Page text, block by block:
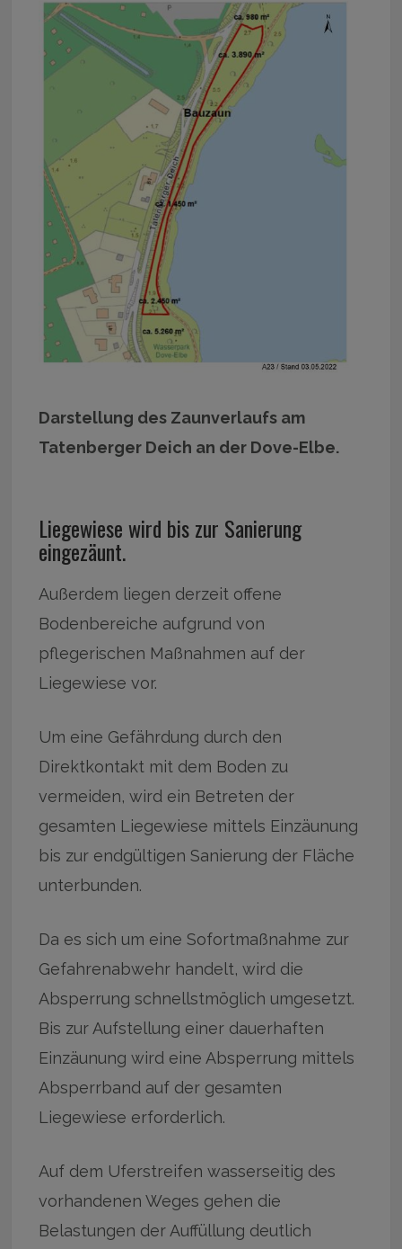
Darstellung des Zaunverlaufs am
Tatenberger Deich an der Dove-Elbe.
Liegewiese wird bis zur Sanierung
eingezäunt.
Außerdem liegen derzeit offene
Bodenbereiche aufgrund von
pflegerischen Maßnahmen auf der
Liegewiese vor.
Um eine Gefährdung durch den
Direktkontakt mit dem Boden zu
vermeiden, wird ein Betreten der
gesamten Liegewiese mittels Einzäunung
bis zur endgültigen Sanierung der Fläche
unterbunden.
Da es sich um eine Sofortmaßnahme zur
Gefahrenabwehr handelt, wird die
Absperrung schnellstmöglich umgesetzt.
Bis zur Aufstellung einer dauerhaften
Einzäunung wird eine Absperrung mittels
Absperrband auf der gesamten
Liegewiese erforderlich.
Auf dem Uferstreifen wasserseitig des
vorhandenen Weges gehen die
Belastungen der Auffüllung deutlich